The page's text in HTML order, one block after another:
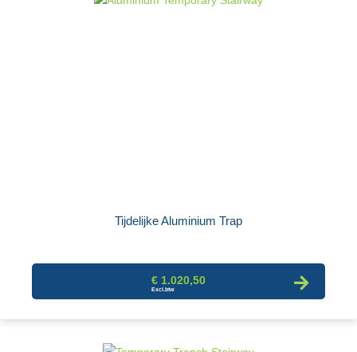
Tijdelijke Aluminium Trap
€ 1.020,50